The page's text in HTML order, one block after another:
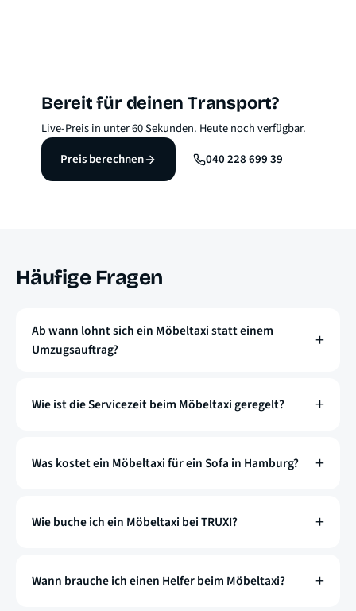
Bereit für deinen Transport?
Live-Preis in unter 60 Sekunden. Heute noch verfügbar.
Preis berechnen
040 228 699 39
Häufige Fragen
Ab wann lohnt sich ein Möbeltaxi statt einem
Umzugsauftrag?
Wie ist die Servicezeit beim Möbeltaxi geregelt?
Was kostet ein Möbeltaxi für ein Sofa in Hamburg?
Wie buche ich ein Möbeltaxi bei TRUXI?
Wann brauche ich einen Helfer beim Möbeltaxi?